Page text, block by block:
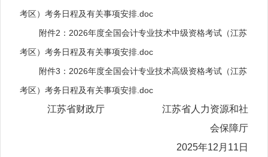
考区）考务日程及有关事项安排.doc
附件2：2026年度全国会计专业技术中级资格考试（江苏
考区）考务日程及有关事项安排.doc
附件3：2026年度全国会计专业技术高级资格考试（江苏
考区）考务日程及有关事项安排.doc
江苏省财政厅 江苏省人力资源和社
会保障厅
2025年12月11日